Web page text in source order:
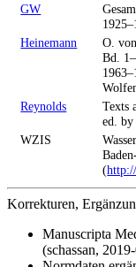
GW
Heinemann
O.
Bd.
Reynolds
Texts
ed.
WZIS
(
Korrekturen,
Manuscripta
(schassan,